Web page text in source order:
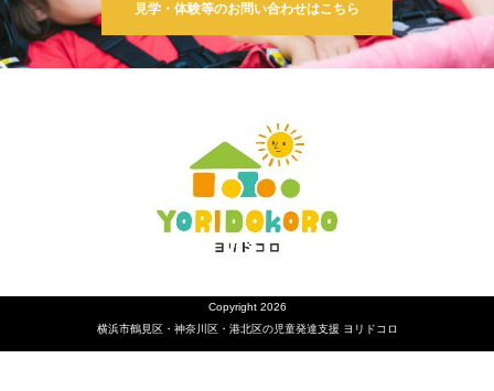
見学・体験等のお問い合わせはこちら
Copyright 2026
横浜市鶴見区・神奈川区・港北区の児童発達支援 ヨリドコロ